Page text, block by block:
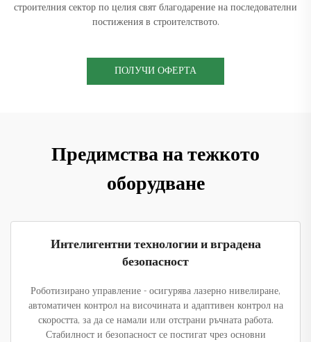
строителния сектор по целия свят благодарение на последователни
постижения в строителството.
ПОЛУЧИ ОФЕРТА
Предимства на тежкото
оборудване
Интелигентни технологии и вградена
безопасност
Роботизирано управление - осигурява лазерно нивелиране,
автоматичен контрол на височината и адаптивен контрол на
скоростта, за да се намали или отстрани ръчната работа.
Стабилност и безопасност се постигат чрез основни